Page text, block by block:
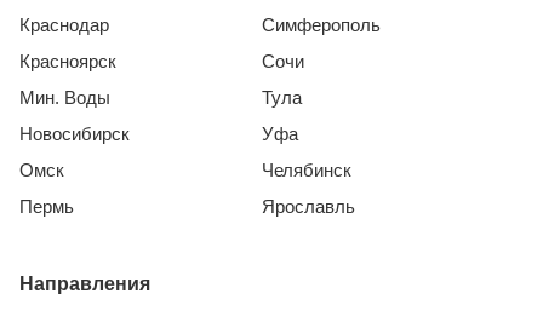
Краснодар
Красноярск
Мин. Воды
Новосибирск
Омск
Пермь
Симферополь
Сочи
Тула
Уфа
Челябинск
Ярославль
Направления